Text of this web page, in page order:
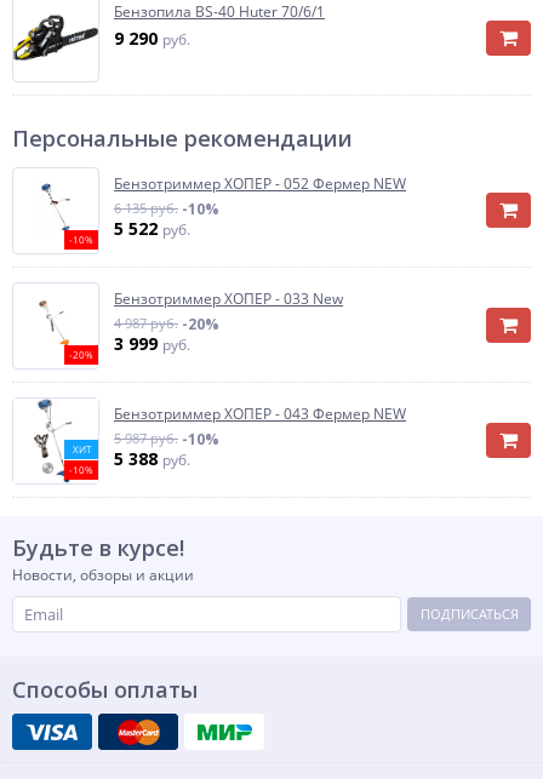
Бензопила BS-40 Huter 70/6/1
9 290 руб.
Персональные рекомендации
-10%
Бензотриммер ХОПЕР - 052 Фермер NEW
6 135 руб. -10%
5 522 руб.
-20%
Бензотриммер ХОПЕР - 033 New
4 987 руб. -20%
3 999 руб.
ХИТ
-10%
Бензотриммер ХОПЕР - 043 Фермер NEW
5 987 руб. -10%
5 388 руб.
Будьте в курсе!
Новости, обзоры и акции
ПОДПИСАТЬСЯ
Способы оплаты